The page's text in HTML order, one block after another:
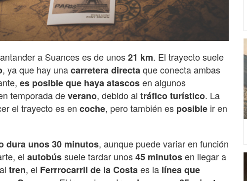
a Suances es de unos21 km. El trayecto suele
, ya que hay unacarretera directaque conecta ambas
es posible que haya atascosen algunos
temporada deverano, debido al tráfico turístico. La
el trayecto es en coche, pero también es posible ir en
dura unos 30 minutos, aunque puede variar en función
el autobússuele tardar unos45 minutosen llegar a
tren, el Ferrrocarril de la Costaes la línea que